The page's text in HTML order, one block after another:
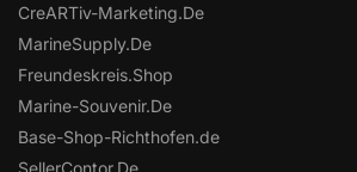
CreARTiv-Marketing.De
MarineSupply.De
Freundeskreis.Shop
Marine-Souvenir.De
Base-Shop-Richthofen.de
SellerContor.De